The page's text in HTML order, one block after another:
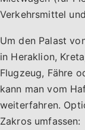
Verkehrsmittel
Um den Palast
in Heraklion,
Flugzeug, Fähre
kann man vom
weiterfahren.
Zakros umfassen: